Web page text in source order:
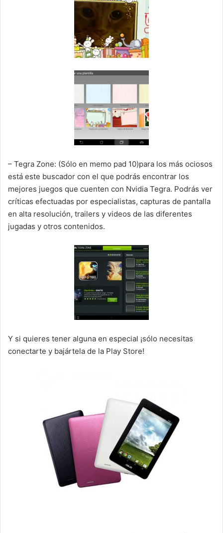
– Tegra Zone: (Sólo en memo pad 10)para los más ociosos
está este buscador con el que podrás encontrar los
mejores juegos que cuenten con Nvidia Tegra. Podrás ver
críticas efectuadas por especialistas, capturas de pantalla
en alta resolución, trailers y videos de las diferentes
jugadas y otros contenidos.
Y si quieres tener alguna en especial ¡sólo necesitas
conectarte y bajártela de la Play Store!